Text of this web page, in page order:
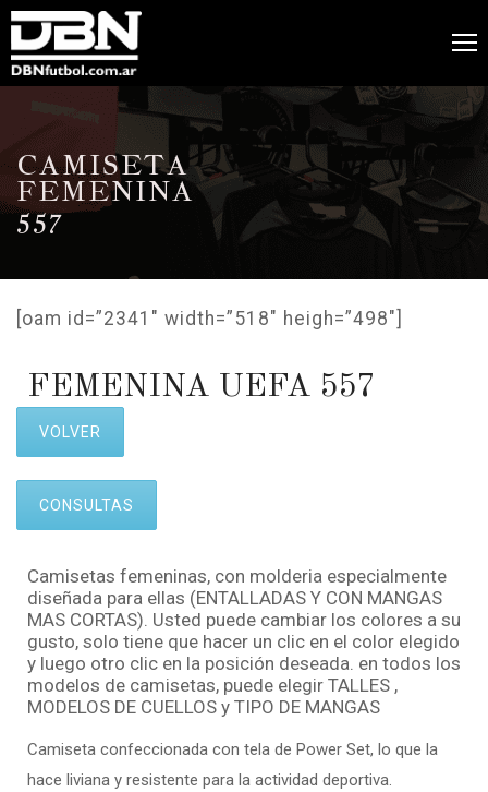
CAMISETA
FEMENINA
557
[oam id=”2341″ width=”518″ heigh=”498″]
FEMENINA UEFA 557
VOLVER
CONSULTAS
Camisetas femeninas, con molderia especialmente
diseñada para ellas (ENTALLADAS Y CON MANGAS
MAS CORTAS). Usted puede cambiar los colores a su
gusto, solo tiene que hacer un clic en el color elegido
y luego otro clic en la posición deseada. en todos los
modelos de camisetas, puede elegir TALLES ,
MODELOS DE CUELLOS y TIPO DE MANGAS
Camiseta confeccionada con tela de Power Set, lo que la
hace liviana y resistente para la actividad deportiva.